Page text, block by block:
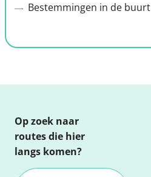
Bestemmingen in de buurt
Op zoek naar
routes die hier
langs komen?